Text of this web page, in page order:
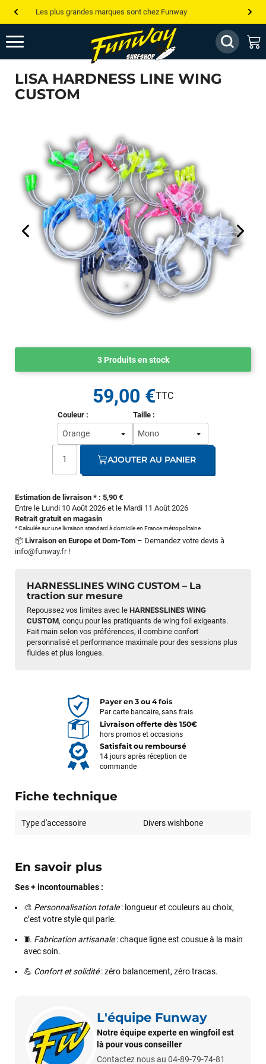
Les plus grandes marques sont chez Funway
Jusqu’à -75% de remise sur le windsurf, wingfoil, etc...
💰 Meilleur prix garanti — Moins cher ailleurs ? On s’aligne !
Besoin de conseils de pro ? Appelle nous !
LISA HARDNESS LINE WING
CUSTOM
HARNESSLINES WING CUSTOM – La
traction sur mesure
Repoussez vos limites avec le HARNESSLINES WING
CUSTOM, conçu pour les pratiquants de wing foil exigeants.
Fait main selon vos préférences, il combine confort
personnalisé et performance maximale pour des sessions plus
fluides et plus longues.
3 Produits en stock
Estimation de livraison * : 5,90 €
Entre le Lundi 10 Août 2026 et le Mardi 11 Août 2026
Retrait gratuit en magasin
* Calculée sur une livraison standard à domicile en France métropolitaine
📦 Livraison en Europe et Dom-Tom – Demandez votre devis à
info@funway.fr!
Couleur : Taille :
59,00 €
AJOUTER AU PANIER
Payer en 3 ou 4 fois
Par carte bancaire, sans frais
Livraison offerte dès 150€
hors promos et occasions
Satisfait ou remboursé
14 jours après réception de
commande
Fiche technique
Type d'accessoire Divers wishbone
En savoir plus
Ses + incontournables :
🎨 Personnalisation totale: longueur et couleurs au choix,
c’est votre style qui parle.
🧵 Fabrication artisanale: chaque ligne est cousue à la main
avec soin.
💪 Confort et solidité: zéro balancement, zéro tracas.
L'équipe Funway
Notre équipe experte en wingfoil est
là pour vous conseiller
Contactez nous au 04-89-79-74-81
François
il y a un mois